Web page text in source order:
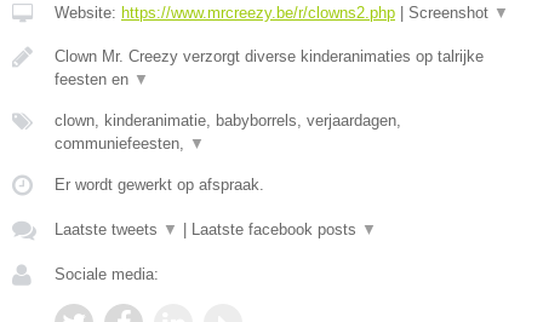
Website: https://www.mrcreezy.be/r/clowns2.php Screenshot ▼
Clown Mr. Creezy verzorgt diverse kinderanimaties op talrijke
feesten en ▼
clown, kinderanimatie, babyborrels, verjaardagen,
communiefeesten, ▼
Er wordt gewerkt op afspraak.
Laatste tweets ▼ Laatste facebook posts ▼
Sociale media: